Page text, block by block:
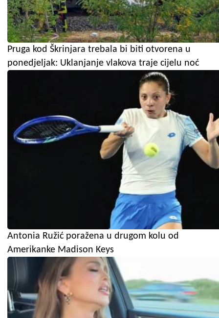
Pruga kod Škrinjara trebala bi biti otvorena u
ponedjeljak: Uklanjanje vlakova traje cijelu noć
Antonia Ružić poražena u drugom kolu od
Amerikanke Madison Keys